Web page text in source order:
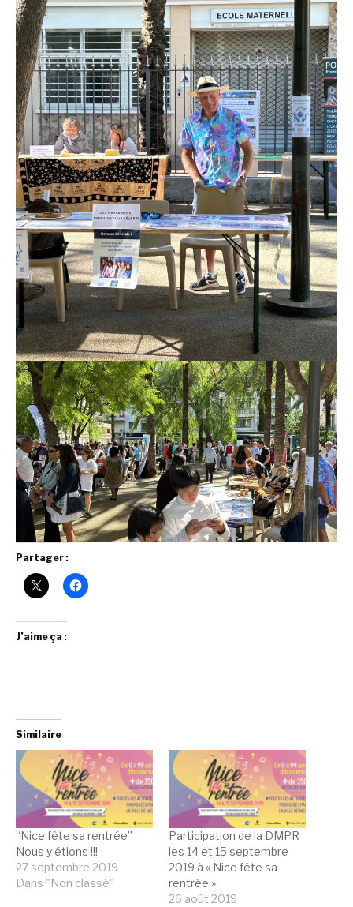
Partager :
J’aime ça :
Similaire
“Nice fête sa rentrée”
Nous y étions !!!
27 septembre 2019
Dans "Non classé"
Participation de la DMPR
les 14 et 15 septembre
2019 à « Nice fête sa
rentrée »
26 août 2019